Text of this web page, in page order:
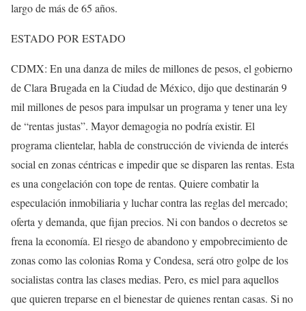
largo de más de 65 años.
ESTADO POR ESTADO
CDMX: En una danza de miles de millones de pesos, el gobierno
de Clara Brugada en la Ciudad de México, dijo que destinarán 9
mil millones de pesos para impulsar un programa y tener una ley
de “rentas justas”. Mayor demagogia no podría existir. El
programa clientelar, habla de construcción de vivienda de interés
social en zonas céntricas e impedir que se disparen las rentas. Esta
es una congelación con tope de rentas. Quiere combatir la
especulación inmobiliaria y luchar contra las reglas del mercado;
oferta y demanda, que fijan precios. Ni con bandos o decretos se
frena la economía. El riesgo de abandono y empobrecimiento de
zonas como las colonias Roma y Condesa, será otro golpe de los
socialistas contra las clases medias. Pero, es miel para aquellos
que quieren treparse en el bienestar de quienes rentan casas. Si no